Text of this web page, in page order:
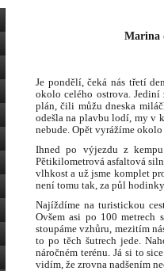
Marina
Je pondělí, čeká nás třetí
okolo celého ostrova.
plán, čili můžu dneska
odešla na plavbu lodí, my v
nebude. Opět vyrážíme
Ihned po výjezdu z
Pětikilometrová asfaltová
vlhkost a už jsme komplet
není tomu tak, za půl
Najíždíme na turistickou
Ovšem asi po 100 metrech
stoupáme vzhůru, mezitím
to po těch šutrech jede.
náročném terénu. Já si to
vidím, že zrovna nadšením